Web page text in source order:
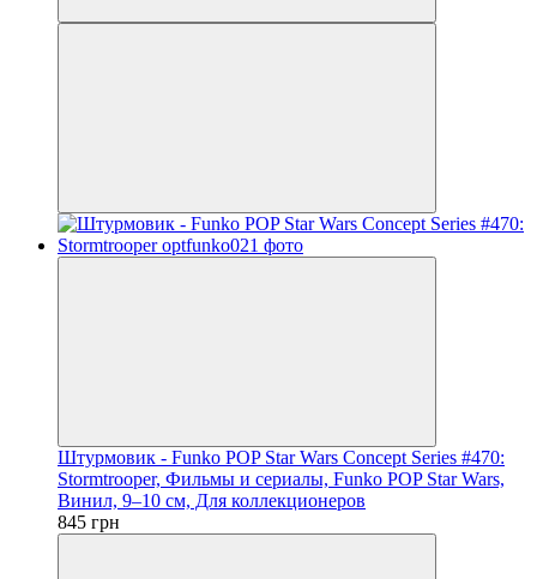
Штурмовик - Funko POP Star Wars Concept Series #470:
Stormtrooper, Фильмы и сериалы, Funko POP Star Wars,
Винил, 9–10 см, Для коллекционеров
845 грн